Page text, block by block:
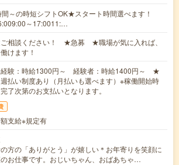
～の時短シフトOK★スタート時間選べます！
～17:0011:…
ご相談ください！ ★急募 ★職場が気に入れば、
けます！
経験：時給1300円～ 経験者：時給1400円～ ★
払い制度あり（月払いも選べます）※稼働開始時
了次第のお支払いとなります。
支給※規定有
方の「ありがとう」が嬉しい＊お年寄りを笑顔に
お仕事です。おじいちゃん、おばあちゃ…